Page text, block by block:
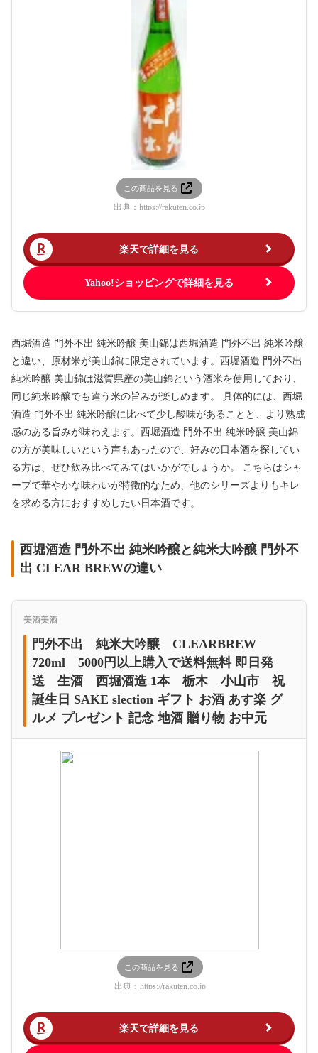
この商品を見る
出典： https://rakuten.co.jp
楽天で詳細を見る
Yahoo!ショッピングで詳細を見る
西堀酒造 門外不出 純米吟醸 美山錦は西堀酒造 門外不出 純米吟醸
と違い、原材米が美山錦に限定されています。西堀酒造 門外不出
純米吟醸 美山錦は滋賀県産の美山錦という酒米を使用しており、
同じ純米吟醸でも違う米の旨みが楽しめます。 具体的には、西堀
酒造 門外不出 純米吟醸に比べて少し酸味があることと、より熟成
感のある旨みが味わえます。西堀酒造 門外不出 純米吟醸 美山錦
の方が美味しいという声もあったので、好みの日本酒を探してい
る方は、ぜひ飲み比べてみてはいかがでしょうか。 こちらはシャ
ープで華やかな味わいが特徴的なため、他のシリーズよりもキレ
を求める方におすすめしたい日本酒です。
西堀酒造 門外不出 純米吟醸と純米大吟醸 門外不
出 CLEAR BREWの違い
美酒美酒
門外不出 純米大吟醸 CLEARBREW
720ml 5000円以上購入で送料無料 即日発
送 生酒 西堀酒造 1本 栃木 小山市 祝
誕生日 SAKE slection ギフト お酒 あす楽 グ
ルメ プレゼント 記念 地酒 贈り物 お中元
この商品を見る
出典： https://rakuten.co.jp
楽天で詳細を見る